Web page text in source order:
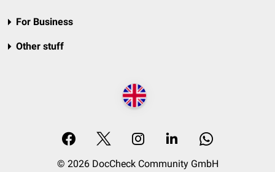
For Business
Other stuff
© 2026 DocCheck Community GmbH